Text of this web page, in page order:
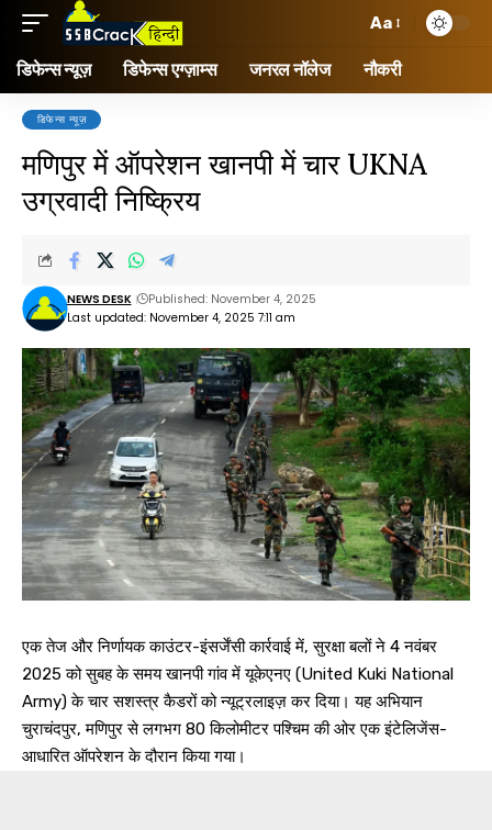
Aa
डिफेन्स न्यूज़ डिफेन्स एग्ज़ाम्स जनरल नॉलेज नौकरी
डिफेन्स न्यूज़
मणिपुर में ऑपरेशन खानपी में चार UKNA
उग्रवादी निष्क्रिय
Last updated: November 4, 2025 7:11 am
NEWS DESK Published: November 4, 2025
एक तेज और निर्णायक काउंटर-इंसर्जेंसी कार्रवाई में, सुरक्षा बलों ने 4 नवंबर
2025 को सुबह के समय खानपी गांव में यूकेएनए (United Kuki National
Army) के चार सशस्त्र कैडरों को न्यूट्रलाइज़ कर दिया। यह अभियान
चुराचंदपुर, मणिपुर से लगभग 80 किलोमीटर पश्चिम की ओर एक इंटेलिजेंस-
आधारित ऑपरेशन के दौरान किया गया।